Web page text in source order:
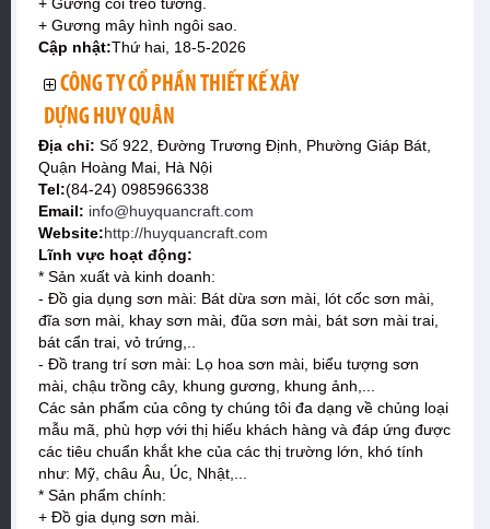
+ Gương mây hình ngôi sao.
Cập nhật:Thứ hai, 18-5-2026
CÔNG TY CỔ PHẦN THIẾT KẾ XÂY
DỰNG HUY QUÂN
Địa chỉ: Số 922, Đường Trương Định, Phường Giáp Bát,
Quận Hoàng Mai, Hà Nội
Tel:(84-24) 0985966338
Email: info@huyquancraft.com
Website:http://huyquancraft.com
Lĩnh vực hoạt động:
* Sản xuất và kinh doanh:
- Đồ gia dụng sơn mài: Bát dừa sơn mài, lót cốc sơn mài,
đĩa sơn mài, khay sơn mài, đũa sơn mài, bát sơn mài trai,
bát cẩn trai, vỏ trứng,..
- Đồ trang trí sơn mài: Lọ hoa sơn mài, biểu tượng sơn
mài, chậu trồng cây, khung gương, khung ảnh,...
Các sản phẩm của công ty chúng tôi đa dạng về chủng loại
mẫu mã, phù hợp với thị hiếu khách hàng và đáp ứng được
các tiêu chuẩn khắt khe của các thị trường lớn, khó tính
như: Mỹ, châu Âu, Úc, Nhật,...
* Sản phẩm chính:
+ Đồ gia dụng sơn mài.